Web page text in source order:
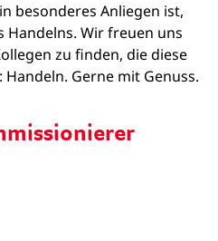
besonderes Anliegen ist,
Handelns. Wir freuen uns
zu finden, die diese
Gerne mit Genuss.